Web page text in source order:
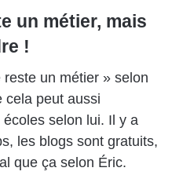
un métier, mais
!
un métier » selon
cela peut aussi
écoles selon lui. Il y a
les blogs sont gratuits,
que ça selon Éric.